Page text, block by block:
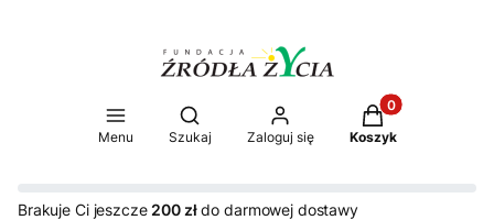
Menu
Otwórz wyszukiwarkę
Szukaj Zaloguj się
Produkty w
Koszyk
Brakuje Ci jeszcze 200 złdo darmowej dostawy